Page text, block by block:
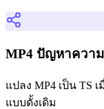
MP4 ปัญหาควา
แปลง MP4 เป็น
แบบดั้งเดิม